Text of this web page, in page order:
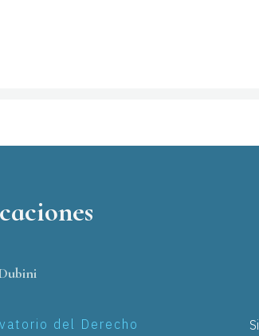
del Derecho